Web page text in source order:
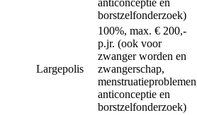
anticonceptie en
borstzelfonderzoek)
Largepolis
100%, max. € 200,-
p.jr. (ook voor
zwanger worden en
zwangerschap,
anticonceptie en
borstzelfonderzoek)